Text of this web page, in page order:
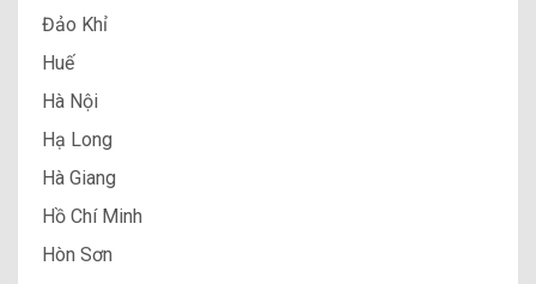
Đảo Khỉ
Huế
Hà Nội
Hạ Long
Hà Giang
Hồ Chí Minh
Hòn Sơn